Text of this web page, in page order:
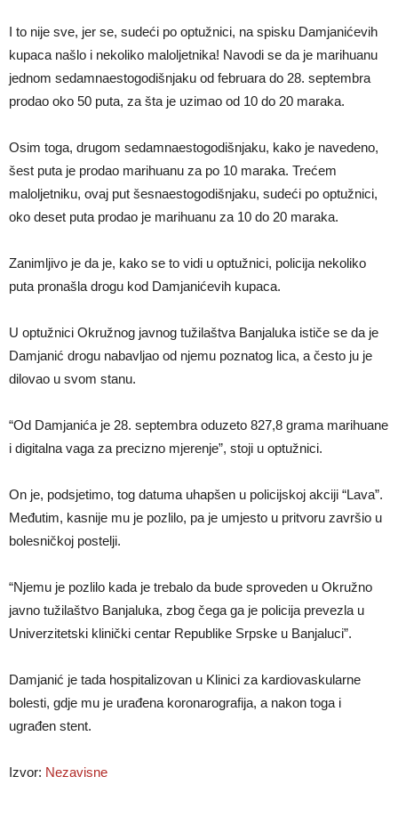
I to nije sve, jer se, sudeći po optužnici, na spisku Damjanićevih
kupaca našlo i nekoliko maloljetnika! Navodi se da je marihuanu
jednom sedamnaestogodišnjaku od februara do 28. septembra
prodao oko 50 puta, za šta je uzimao od 10 do 20 maraka.
Osim toga, drugom sedamnaestogodišnjaku, kako je navedeno,
šest puta je prodao marihuanu za po 10 maraka. Trećem
maloljetniku, ovaj put šesnaestogodišnjaku, sudeći po optužnici,
oko deset puta prodao je marihuanu za 10 do 20 maraka.
Zanimljivo je da je, kako se to vidi u optužnici, policija nekoliko
puta pronašla drogu kod Damjanićevih kupaca.
U optužnici Okružnog javnog tužilaštva Banjaluka ističe se da je
Damjanić drogu nabavljao od njemu poznatog lica, a često ju je
dilovao u svom stanu.
“Od Damjanića je 28. septembra oduzeto 827,8 grama marihuane
i digitalna vaga za precizno mjerenje”, stoji u optužnici.
On je, podsjetimo, tog datuma uhapšen u policijskoj akciji “Lava”.
Međutim, kasnije mu je pozlilo, pa je umjesto u pritvoru završio u
bolesničkoj postelji.
“Njemu je pozlilo kada je trebalo da bude sproveden u Okružno
javno tužilaštvo Banjaluka, zbog čega ga je policija prevezla u
Univerzitetski klinički centar Republike Srpske u Banjaluci”.
Damjanić je tada hospitalizovan u Klinici za kardiovaskularne
bolesti, gdje mu je urađena koronarografija, a nakon toga i
ugrađen stent.
Izvor: Nezavisne